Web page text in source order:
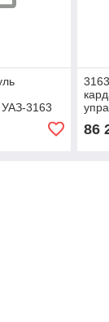
УАЗ-3163
г.
86